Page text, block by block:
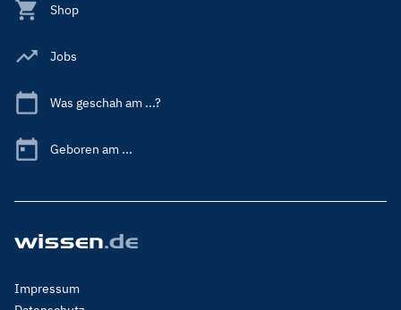
Shop
Jobs
Was geschah am ...?
Geboren am ...
Footer
Impressum